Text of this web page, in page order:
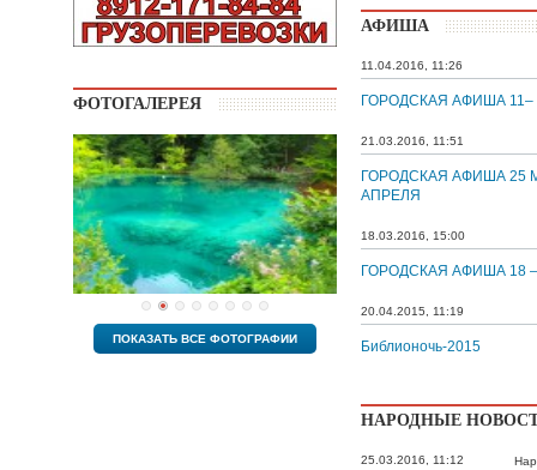
ФОТОГАЛЕРЕЯ
ПОКАЗАТЬ ВСЕ ФОТОГРАФИИ
АФИША
11.04.2016, 11:26
ГОРОДСКАЯ АФИША 11–
21.03.2016, 11:51
ГОРОДСКАЯ АФИША 25
АПРЕЛЯ
18.03.2016, 15:00
ГОРОДСКАЯ АФИША 18
20.04.2015, 11:19
Библионочь-2015
НАРОДНЫЕ
25.03.2016, 11:12